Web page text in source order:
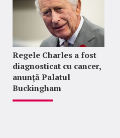
Regele Charles a fost
diagnosticat cu cancer,
anunță Palatul
Buckingham